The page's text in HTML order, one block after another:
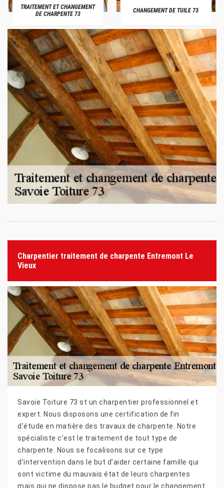
TRAITEMENT ET CHANGEMENT
DE CHARPENTE 73
CHANGEMENT DE TUILE 73
Charpentier traitement de charpente Entremont Le
Vieux
Savoie Toiture 73 st un charpentier professionnel et
expert. Nous disposons une certification de fin
d’étude en matière des travaux de charpente. Notre
spécialiste c’est le traitement de tout type de
charpente. Nous se focalisons sur ce type
d’intervention dans le but d’aider certaine famille qui
sont victime du mauvais état de leurs charpentes
mais qui ne dispose pas le budget pour le changement